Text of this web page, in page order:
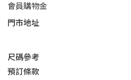
會員購物金
門市地址
尺碼參考
預訂條款